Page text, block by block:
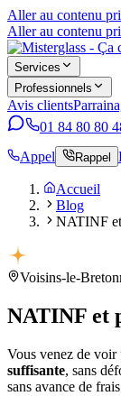
Aller au contenu
Aller au contenu
Services
Professionnels
Avis clients
01 84 80 80
Appel
Rappel
Accueil
Blog
NATINF et
Voisins-le-
NATINF et
Vous venez de voir
suffisante, sans
sans avance de